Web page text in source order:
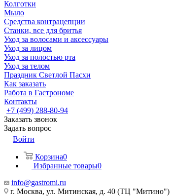
Колготки
Мыло
Средства контрацепции
Станки, все для бритья
Уход за волосами и аксессуары
Уход за лицом
Уход за полостью рта
Уход за телом
Праздник Светлой Пасхи
Как заказать
Работа в Гастрономе
Контакты
+7 (499) 288-80-94
Заказать звонок
Задать вопрос
Войти
Корзина0
Избранные товары0
info@gastromi.ru
г. Москва, ул. Митинская, д. 40 (ТЦ "Митино")